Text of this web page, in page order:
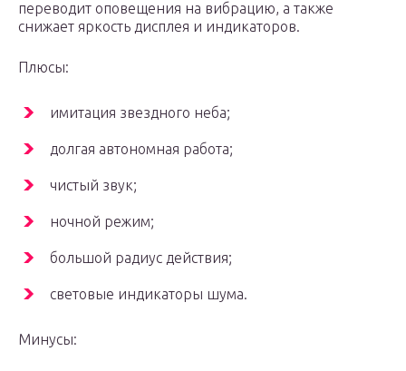
переводит оповещения на вибрацию, а также
снижает яркость дисплея и индикаторов.
Плюсы:
имитация звездного неба;
долгая автономная работа;
чистый звук;
ночной режим;
большой радиус действия;
световые индикаторы шума.
Минусы: